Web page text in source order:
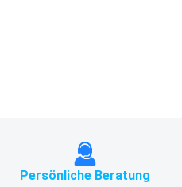
Persönliche Beratung